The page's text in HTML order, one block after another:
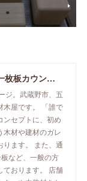
東京・吉祥寺の勝又木材【一枚板カウンター】
ジ。武蔵野市、五
木屋です。 「誰で
ンセプトに、初め
木材や建材のガレ
ります。 また、通
など、一般の方
ております。 店舗